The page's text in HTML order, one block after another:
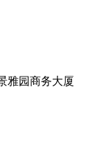
雅园商务大厦